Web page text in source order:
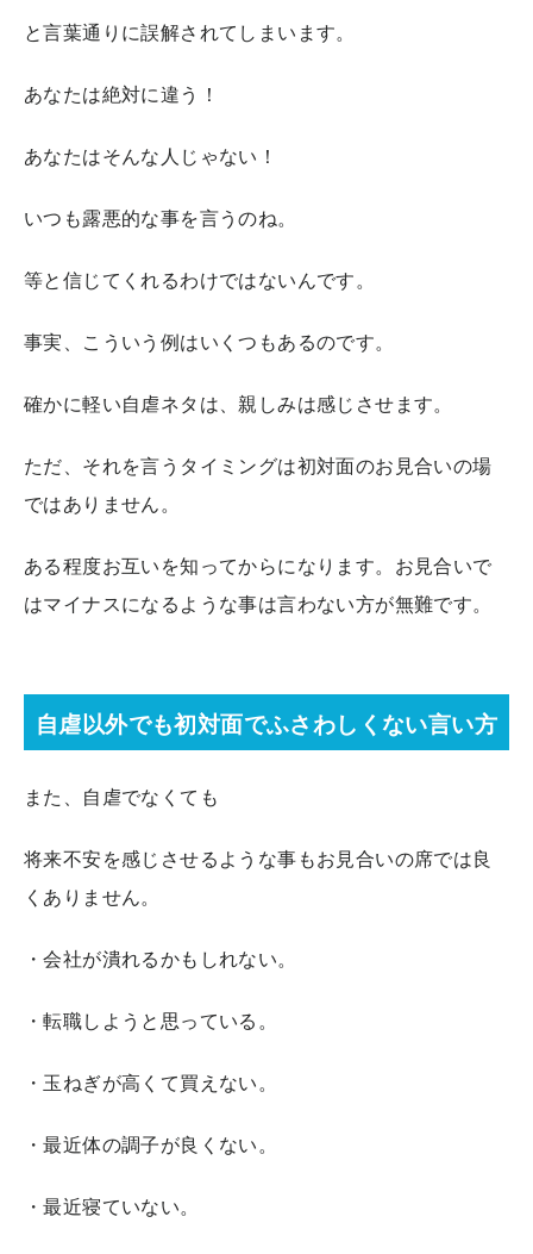
と言葉通りに誤解されてしまいます。
あなたは絶対に違う！
あなたはそんな人じゃない！
いつも露悪的な事を言うのね。
等と信じてくれるわけではないんです。
事実、こういう例はいくつもあるのです。
確かに軽い自虐ネタは、親しみは感じさせます。
ただ、それを言うタイミングは初対面のお見合いの場
ではありません。
ある程度お互いを知ってからになります。お見合いで
はマイナスになるような事は言わない方が無難です。
自虐以外でも初対面でふさわしくない言い方
また、自虐でなくても
将来不安を感じさせるような事もお見合いの席では良
くありません。
・会社が潰れるかもしれない。
・転職しようと思っている。
・玉ねぎが高くて買えない。
・最近体の調子が良くない。
・最近寝ていない。